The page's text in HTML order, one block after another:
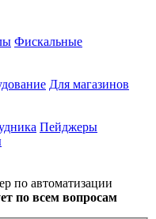
Фискальные
Для магазинов
Пейджеры
по автоматизации
по всем вопросам